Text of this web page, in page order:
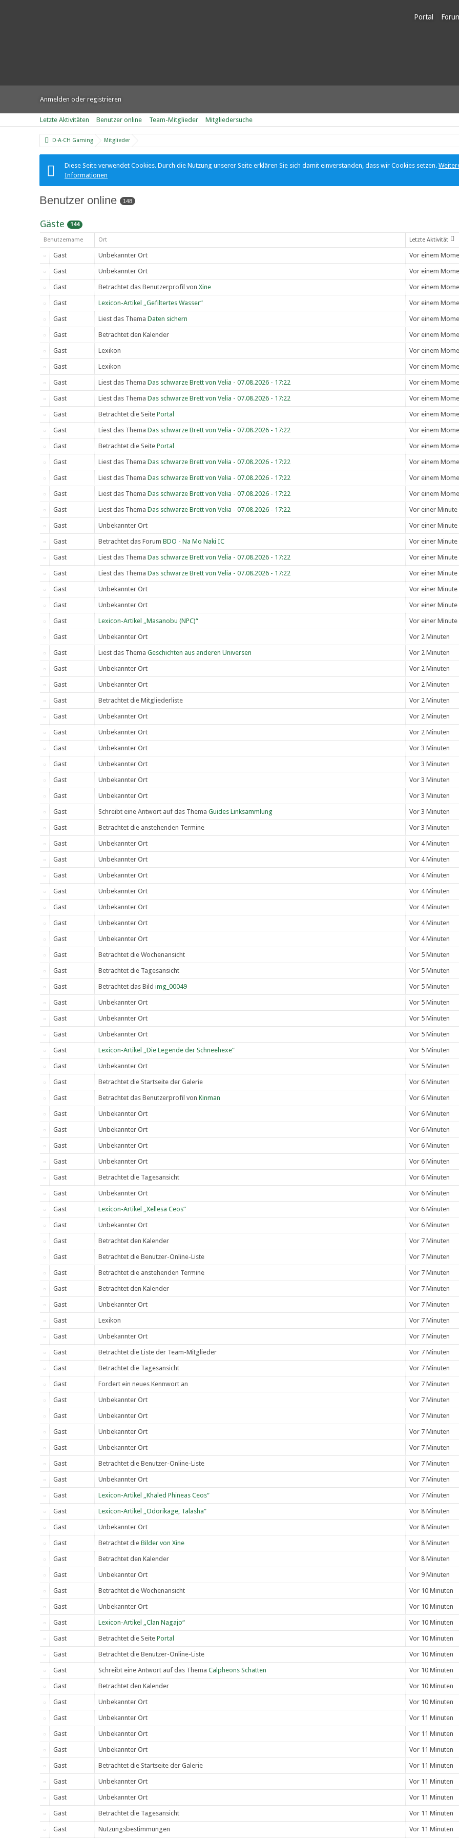
Anmelden oder registrieren
Portal
Letzte Aktivitäten Benutzer online Team-Mitglieder Mitgliedersuche
D·A·CH Gaming Mitglieder
Diese Seite verwendet Cookies. Durch die Nutzung unserer Seite erklären Sie sich damit einverstanden, dass wir Cookies setzen.
Informationen
Benutzer online 148
Gäste 144
Benutzername Ort Letzte Aktivität
Gast Unbekannter Ort Vor einem
Gast Unbekannter Ort Vor einem
Gast Betrachtet das Benutzerprofil von Xine Vor einem
Gast Lexicon-Artikel „Gefiltertes Wasser“ Vor einem
Gast Liest das Thema Daten sichern Vor einem
Gast Betrachtet den Kalender Vor einem
Gast Lexikon Vor einem
Gast Lexikon Vor einem
Gast Liest das Thema Das schwarze Brett von Velia - 07.08.2026 - 17:22 Vor einem
Gast Liest das Thema Das schwarze Brett von Velia - 07.08.2026 - 17:22 Vor einem
Gast Betrachtet die Seite Portal Vor einem
Gast Liest das Thema Das schwarze Brett von Velia - 07.08.2026 - 17:22 Vor einem
Gast Betrachtet die Seite Portal Vor einem
Gast Liest das Thema Das schwarze Brett von Velia - 07.08.2026 - 17:22 Vor einem
Gast Liest das Thema Das schwarze Brett von Velia - 07.08.2026 - 17:22 Vor einem
Gast Liest das Thema Das schwarze Brett von Velia - 07.08.2026 - 17:22 Vor einem
Gast Liest das Thema Das schwarze Brett von Velia - 07.08.2026 - 17:22 Vor einer Minute
Gast Unbekannter Ort Vor einer Minute
Gast Betrachtet das Forum BDO - Na Mo Naki IC Vor einer Minute
Gast Liest das Thema Das schwarze Brett von Velia - 07.08.2026 - 17:22 Vor einer Minute
Gast Liest das Thema Das schwarze Brett von Velia - 07.08.2026 - 17:22 Vor einer Minute
Gast Unbekannter Ort Vor einer Minute
Gast Unbekannter Ort Vor einer Minute
Gast Lexicon-Artikel „Masanobu (NPC)“ Vor einer Minute
Gast Unbekannter Ort Vor 2 Minuten
Gast Liest das Thema Geschichten aus anderen Universen Vor 2 Minuten
Gast Unbekannter Ort Vor 2 Minuten
Gast Unbekannter Ort Vor 2 Minuten
Gast Betrachtet die Mitgliederliste Vor 2 Minuten
Gast Unbekannter Ort Vor 2 Minuten
Gast Unbekannter Ort Vor 2 Minuten
Gast Unbekannter Ort Vor 3 Minuten
Gast Unbekannter Ort Vor 3 Minuten
Gast Unbekannter Ort Vor 3 Minuten
Gast Unbekannter Ort Vor 3 Minuten
Gast Schreibt eine Antwort auf das Thema Guides Linksammlung Vor 3 Minuten
Gast Betrachtet die anstehenden Termine Vor 3 Minuten
Gast Unbekannter Ort Vor 4 Minuten
Gast Unbekannter Ort Vor 4 Minuten
Gast Unbekannter Ort Vor 4 Minuten
Gast Unbekannter Ort Vor 4 Minuten
Gast Unbekannter Ort Vor 4 Minuten
Gast Unbekannter Ort Vor 4 Minuten
Gast Unbekannter Ort Vor 4 Minuten
Gast Betrachtet die Wochenansicht Vor 5 Minuten
Gast Betrachtet die Tagesansicht Vor 5 Minuten
Gast Betrachtet das Bild img_00049 Vor 5 Minuten
Gast Unbekannter Ort Vor 5 Minuten
Gast Unbekannter Ort Vor 5 Minuten
Gast Unbekannter Ort Vor 5 Minuten
Gast Lexicon-Artikel „Die Legende der Schneehexe“ Vor 5 Minuten
Gast Unbekannter Ort Vor 5 Minuten
Gast Betrachtet die Startseite der Galerie Vor 6 Minuten
Gast Betrachtet das Benutzerprofil von Kinman Vor 6 Minuten
Gast Unbekannter Ort Vor 6 Minuten
Gast Unbekannter Ort Vor 6 Minuten
Gast Unbekannter Ort Vor 6 Minuten
Gast Unbekannter Ort Vor 6 Minuten
Gast Betrachtet die Tagesansicht Vor 6 Minuten
Gast Unbekannter Ort Vor 6 Minuten
Gast Lexicon-Artikel „Xellesa Ceos“ Vor 6 Minuten
Gast Unbekannter Ort Vor 6 Minuten
Gast Betrachtet den Kalender Vor 7 Minuten
Gast Betrachtet die Benutzer-Online-Liste Vor 7 Minuten
Gast Betrachtet die anstehenden Termine Vor 7 Minuten
Gast Betrachtet den Kalender Vor 7 Minuten
Gast Unbekannter Ort Vor 7 Minuten
Gast Lexikon Vor 7 Minuten
Gast Unbekannter Ort Vor 7 Minuten
Gast Betrachtet die Liste der Team-Mitglieder Vor 7 Minuten
Gast Betrachtet die Tagesansicht Vor 7 Minuten
Gast Fordert ein neues Kennwort an Vor 7 Minuten
Gast Unbekannter Ort Vor 7 Minuten
Gast Unbekannter Ort Vor 7 Minuten
Gast Unbekannter Ort Vor 7 Minuten
Gast Unbekannter Ort Vor 7 Minuten
Gast Betrachtet die Benutzer-Online-Liste Vor 7 Minuten
Gast Unbekannter Ort Vor 7 Minuten
Gast Lexicon-Artikel „Khaled Phineas Ceos“ Vor 7 Minuten
Gast Lexicon-Artikel „Odorikage, Talasha“ Vor 8 Minuten
Gast Unbekannter Ort Vor 8 Minuten
Gast Betrachtet die Bilder von Xine Vor 8 Minuten
Gast Betrachtet den Kalender Vor 8 Minuten
Gast Unbekannter Ort Vor 9 Minuten
Gast Betrachtet die Wochenansicht Vor 10 Minuten
Gast Unbekannter Ort Vor 10 Minuten
Gast Lexicon-Artikel „Clan Nagajo“ Vor 10 Minuten
Gast Betrachtet die Seite Portal Vor 10 Minuten
Gast Betrachtet die Benutzer-Online-Liste Vor 10 Minuten
Gast Schreibt eine Antwort auf das Thema Calpheons Schatten Vor 10 Minuten
Gast Betrachtet den Kalender Vor 10 Minuten
Gast Unbekannter Ort Vor 10 Minuten
Gast Unbekannter Ort Vor 11 Minuten
Gast Unbekannter Ort Vor 11 Minuten
Gast Unbekannter Ort Vor 11 Minuten
Gast Betrachtet die Startseite der Galerie Vor 11 Minuten
Gast Unbekannter Ort Vor 11 Minuten
Gast Unbekannter Ort Vor 11 Minuten
Gast Betrachtet die Tagesansicht Vor 11 Minuten
Gast Nutzungsbestimmungen Vor 11 Minuten